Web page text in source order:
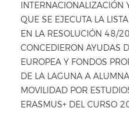
INTERNACIONALIZACIÓN
QUE SE EJECUTA LA
EN LA RESOLUCIÓN 48/
CONCEDIERON AYUDAS
EUROPEA Y FONDOS
DE LA LAGUNA A
MOVILIDAD POR
ERASMUS+ DEL CURSO